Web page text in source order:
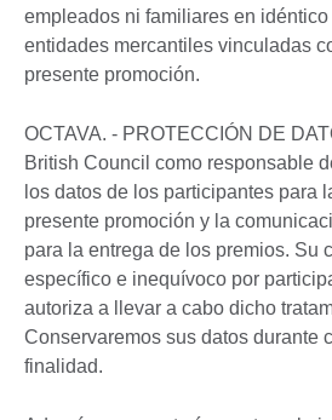
empleados ni familiares en
entidades mercantiles vinculadas
presente promoción.
OCTAVA. - PROTECCIÓN DE
British Council como responsable
los datos de los participantes para
presente promoción y la
para la entrega de los premios. Su
específico e inequívoco por
autoriza a llevar a cabo dicho
Conservaremos sus datos durante
finalidad.